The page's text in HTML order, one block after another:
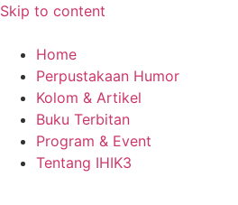
Skip to content
Home
Perpustakaan Humor
Kolom & Artikel
Buku Terbitan
Program & Event
Tentang IHIK3